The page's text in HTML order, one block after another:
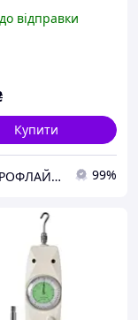
NK-20
відправки
Купити
ТОВ "ПРОФЛАЙН 2000" 99%